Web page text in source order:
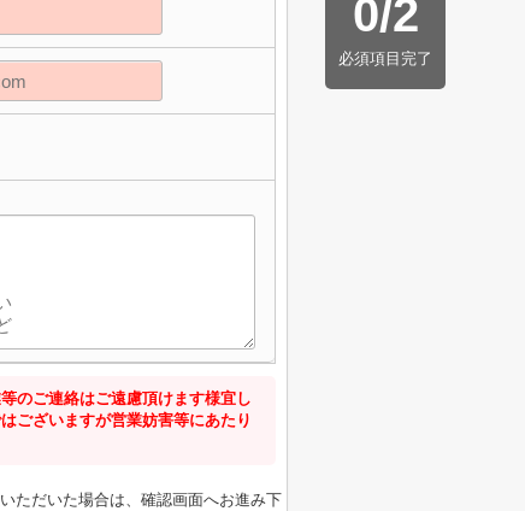
0/2
必須項目完了
のご連絡はご遠慮頂けます様宜し
ございますが営業妨害等にあたり
ただいた場合は、確認画面へお進み下